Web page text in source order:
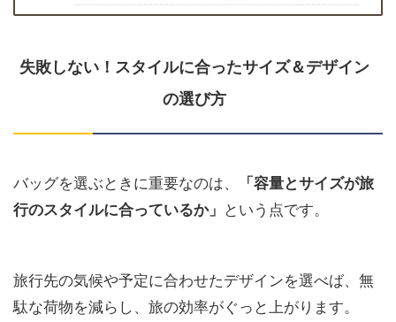
失敗しない！スタイルに合ったサイズ＆デザイン
の選び方
バッグを選ぶときに重要なのは、
「容量とサイズが旅
行のスタイルに合っているか」 という点です。
旅行先の気候や予定に合わせたデザインを選べば、無
駄な荷物を減らし、旅の効率がぐっと上がります。